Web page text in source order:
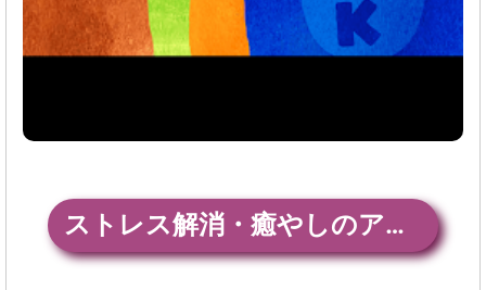
ストレス解消・癒やしのアプリ「聞いてよ！クマさん」 ダウンロード